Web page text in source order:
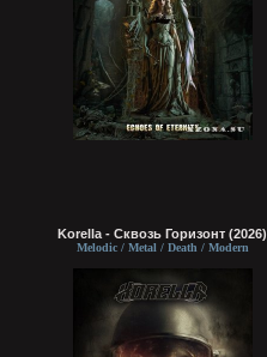
Korella - Сквозь Горизонт (2026)
Melodic / Metal / Death / Modern